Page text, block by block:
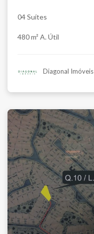
04 Suítes
480 m² A. Útil
Diagonal Imóveis